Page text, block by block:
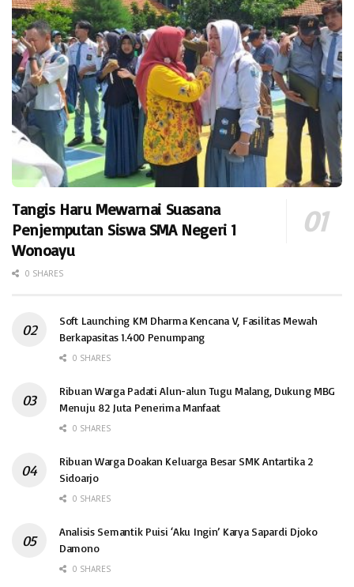
Tangis Haru Mewarnai Suasana
Penjemputan Siswa SMA Negeri 1
Wonoayu
0 SHARES
Soft Launching KM Dharma Kencana V, Fasilitas Mewah
Berkapasitas 1.400 Penumpang
0 SHARES
Ribuan Warga Padati Alun-alun Tugu Malang, Dukung MBG
Menuju 82 Juta Penerima Manfaat
0 SHARES
Ribuan Warga Doakan Keluarga Besar SMK Antartika 2
Sidoarjo
0 SHARES
Analisis Semantik Puisi ‘Aku Ingin’ Karya Sapardi Djoko
Damono
0 SHARES